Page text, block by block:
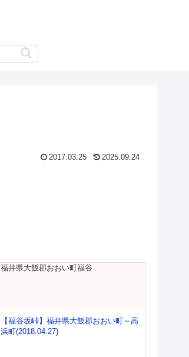
2017.03.25 2025.09.24
福井県大飯郡おおい町福谷
【福谷坂峠】福井県大飯郡おおい町～高
浜町(2018.04.27)